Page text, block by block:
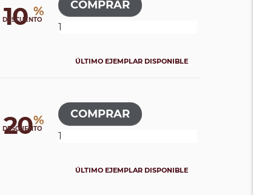
10 %
DESCUENTO
ÚLTIMO EJEMPLAR DISPONIBLE
20%
DESCUENTO
ÚLTIMO EJEMPLAR DISPONIBLE